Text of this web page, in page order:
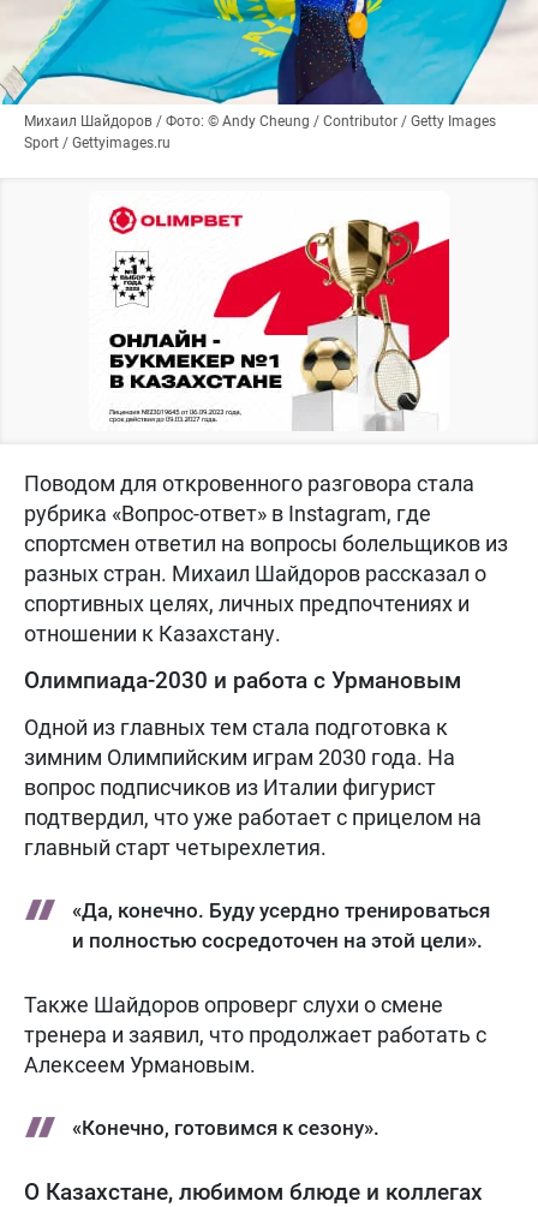
Михаил Шайдоров / Фото: © Andy Cheung / Contributor / Getty Images
Sport / Gettyimages.ru
Поводом для откровенного разговора стала
рубрика «Вопрос-ответ» в Instagram, где
спортсмен ответил на вопросы болельщиков из
разных стран. Михаил Шайдоров рассказал о
спортивных целях, личных предпочтениях и
отношении к Казахстану.
Олимпиада-2030 и работа с Урмановым
Одной из главных тем стала подготовка к
зимним Олимпийским играм 2030 года. На
вопрос подписчиков из Италии фигурист
подтвердил, что уже работает с прицелом на
главный старт четырехлетия.
«Да, конечно. Буду усердно тренироваться
и полностью сосредоточен на этой цели».
Также Шайдоров опроверг слухи о смене
тренера и заявил, что продолжает работать с
Алексеем Урмановым.
«Конечно, готовимся к сезону».
О Казахстане, любимом блюде и коллегах